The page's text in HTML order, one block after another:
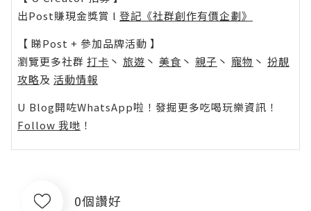
出Post賺現金獎賞 l 登記《社群創作有價企劃》
【 睇Post + 參加品牌活動 】
瀏覽更多社群 打卡 丶 旅遊 丶 美食 丶 親子 丶 寵物 丶 扮靚
攻略及 活動情報
U Blog開咗WhatsApp啦！發掘更多吃喝玩樂資訊！
Follow 我哋 ！
0個讚好